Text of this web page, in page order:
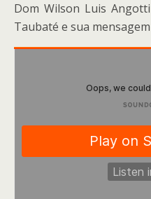
Dom Wilson Luis
Taubaté e sua